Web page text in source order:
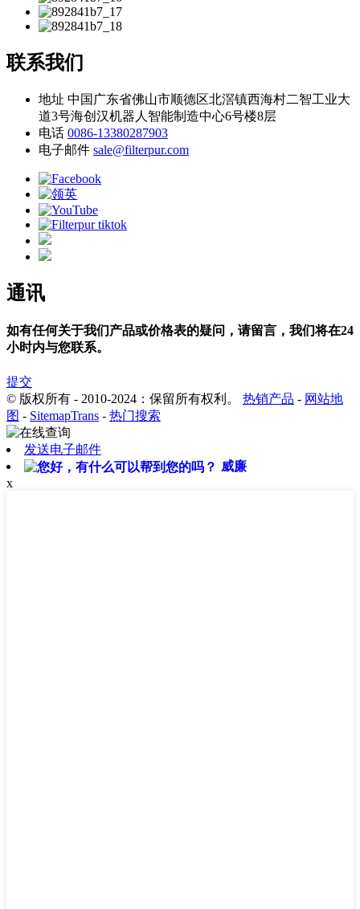
联系我们
地址 中国广东省佛山市顺德区北滘镇西海村二智工业大
道3号海创汉机器人智能制造中心6号楼8层
电话 0086-13380287903
电子邮件 sale@filterpur.com
通讯
如有任何关于我们产品或价格表的疑问，请留言，我们将在24
小时内与您联系。
提交
© 版权所有 - 2010-2024：保留所有权利。 热销产品 - 网站地
图 - SitemapTrans - 热门搜索
发送电子邮件
威廉
x